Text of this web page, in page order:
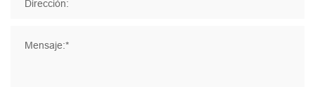
Dirección:
Mensaje:*